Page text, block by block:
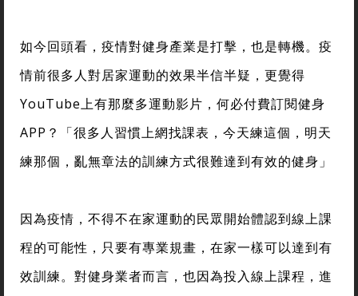
如今回頭看，疫情對健身產業是打擊，也是轉機。疫
情前很多人對居家運動的效果半信半疑，更覺得
YouTube上有那麼多運動影片，何必付費訂閱健身
APP？「很多人習慣上網找課表，今天練這個，明天
練那個，亂無章法的訓練方式很難達到有效的健身」
因為疫情，不得不在家運動的民眾開始體認到線上課
程的可能性，只要有專業規畫，在家一樣可以達到有
效訓練。對健身業者而言，也因為投入線上課程，進